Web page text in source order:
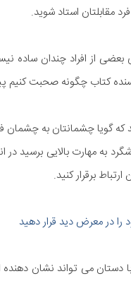
مقابلتان استاد شوید.
بعضی از افراد چندان
کتاب چگونه صحبت کنیم
که گویا چشمانتان به چشمان
شگرد به مهارت بالایی
برقرار کنید.
در معرض دید قرار دهید
دستان می تواند نشان